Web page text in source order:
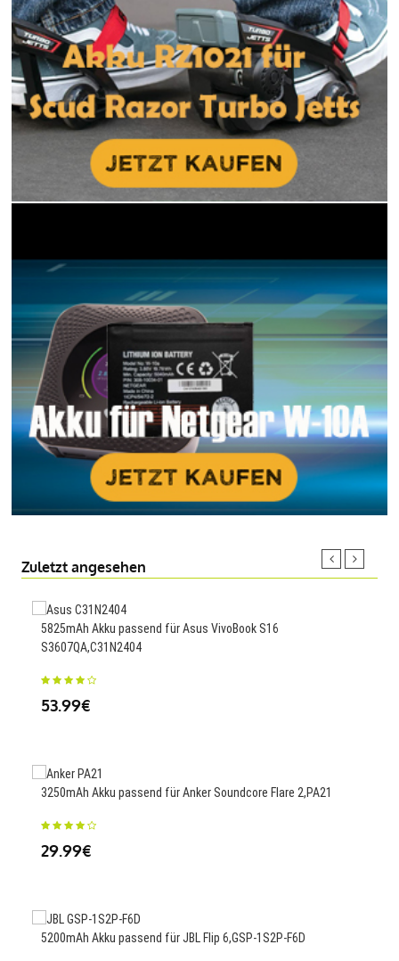
Zuletzt angesehen
5825mAh Akku passend für Asus VivoBook S16
S3607QA,C31N2404
53.99€
3250mAh Akku passend für Anker Soundcore Flare 2,PA21
29.99€
5200mAh Akku passend für JBL Flip 6,GSP-1S2P-F6D